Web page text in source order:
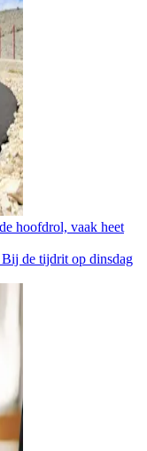
hoofdrol, vaak heet
Bij de tijdrit op dinsdag